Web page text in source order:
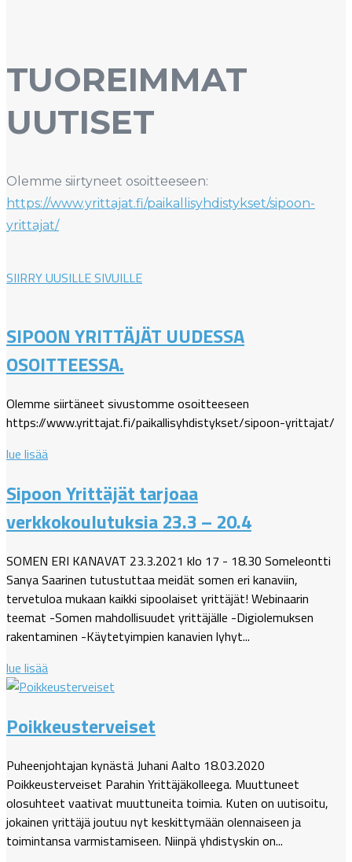
TUOREIMMAT
UUTISET
Olemme siirtyneet osoitteeseen:
https://www.yrittajat.fi/paikallisyhdistykset/sipoon-
yrittajat/
SIIRRY UUSILLE SIVUILLE
SIPOON YRITTÄJÄT UUDESSA
OSOITTEESSA.
Olemme siirtäneet sivustomme osoitteeseen
https://www.yrittajat.fi/paikallisyhdistykset/sipoon-yrittajat/
lue lisää
Sipoon Yrittäjät tarjoaa
verkkokoulutuksia 23.3 – 20.4
SOMEN ERI KANAVAT 23.3.2021 klo 17 - 18.30 Someleontti
Sanya Saarinen tutustuttaa meidät somen eri kanaviin,
tervetuloa mukaan kaikki sipoolaiset yrittäjät! Webinaarin
teemat -Somen mahdollisuudet yrittäjälle -Digiolemuksen
rakentaminen -Käytetyimpien kanavien lyhyt...
lue lisää
Poikkeusterveiset
Puheenjohtajan kynästä Juhani Aalto 18.03.2020
Poikkeusterveiset Parahin Yrittäjäkolleega. Muuttuneet
olosuhteet vaativat muuttuneita toimia. Kuten on uutisoitu,
jokainen yrittäjä joutuu nyt keskittymään olennaiseen ja
toimintansa varmistamiseen. Niinpä yhdistyskin on...